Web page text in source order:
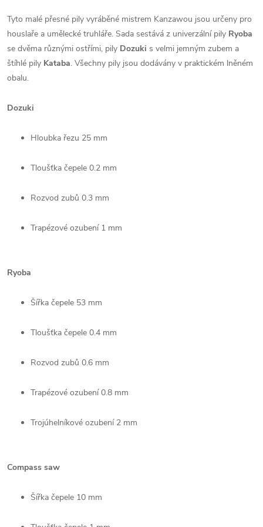
Tyto malé přesné pily vyráběné mistrem Kanzawou jsou určeny pro
houslaře a umělecké truhláře. Sada sestává z univerzální pily Ryoba
se dvěma různými ostřími, pily Dozuki s velmi jemným zubem a
štíhlé pily Kataba. Všechny pily jsou dodávány v praktickém lněném
obalu.
Dozuki
Hloubka řezu 25 mm
Tloušťka čepele 0.2 mm
Rozvod zubů 0.3 mm
Trapézové ozubení 1 mm
Ryoba
Šířka čepele 53 mm
Tloušťka čepele 0.4 mm
Rozvod zubů 0.6 mm
Trapézové ozubení 0.8 mm
Trojúhelníkové ozubení 2 mm
Compass saw
Šířka čepele 10 mm